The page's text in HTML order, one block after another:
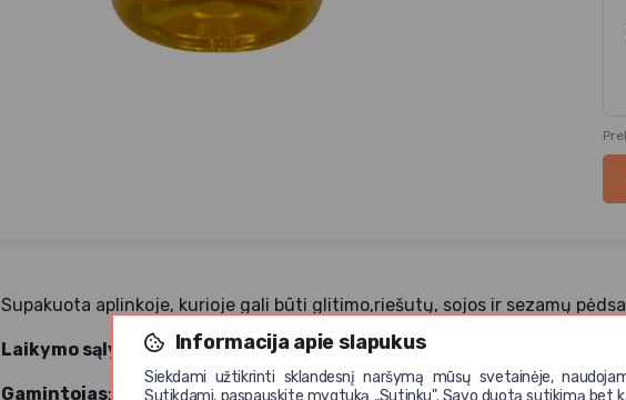
Informacija apie slapukus
Siekdami užtikrinti sklandesnį naršymą mūsų svetainėje,
Sutikdami, paspauskite mygtuką ,,Sutinku". Savo duotą sutikimą bet
Supakuota aplinkoje, kurioje gali būti glitimo,riešutų, sojos ir sezamų
Laikymo sąlygos:laikyti kambario temperatūroje.
Gamintojas: AMRITA - UAB EKO PIRK, Lietuva.